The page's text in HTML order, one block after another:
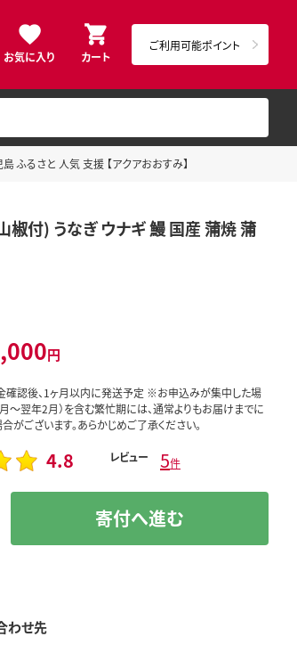
お気に入り カート
ご利用可能ポイント
ふるさと 人気 支援 【アクアおおすみ】
椒付) うなぎ ウナギ 鰻 国産 蒲焼 蒲
円
確認後、1ヶ月以内に発送予定 ※お申込みが集中した場
～翌年2月）を含む繁忙期には、通常よりもお届けまでに
がございます。あらかじめご了承ください。
4.8 レビュー 5件
寄付へ進む
わせ先